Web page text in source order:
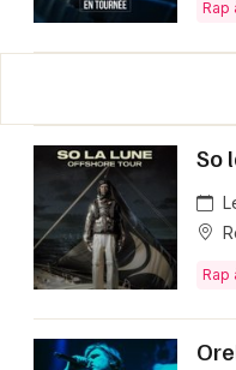
Rap
So
Rap